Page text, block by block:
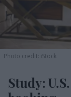
Photo credit: iStock
Study: